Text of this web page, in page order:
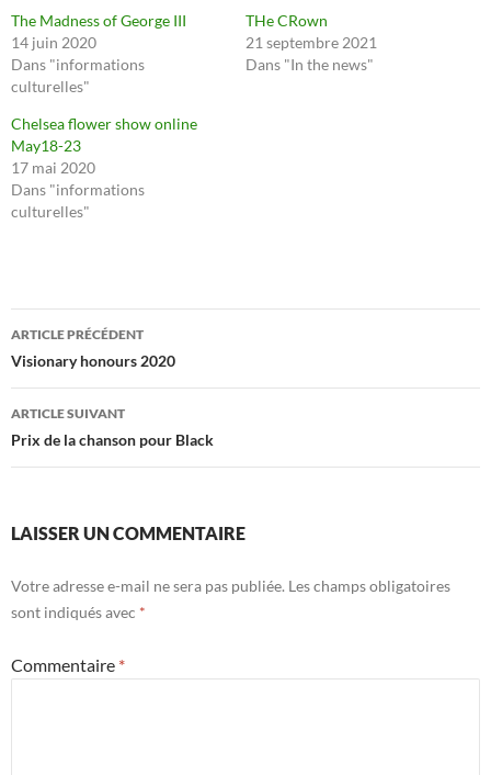
The Madness of George III
14 juin 2020
Dans "informations
culturelles"
THe CRown
21 septembre 2021
Dans "In the news"
Chelsea flower show online
May18-23
17 mai 2020
Dans "informations
culturelles"
Navigation
des
articles
ARTICLE PRÉCÉDENT
Visionary honours 2020
ARTICLE SUIVANT
Prix de la chanson pour Black
LAISSER UN COMMENTAIRE
Votre adresse e-mail ne sera pas publiée. Les champs obligatoires
sont indiqués avec *
Commentaire *